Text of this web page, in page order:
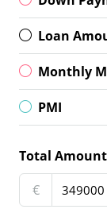
Loan
Monthly
PMI
Total Amount
€